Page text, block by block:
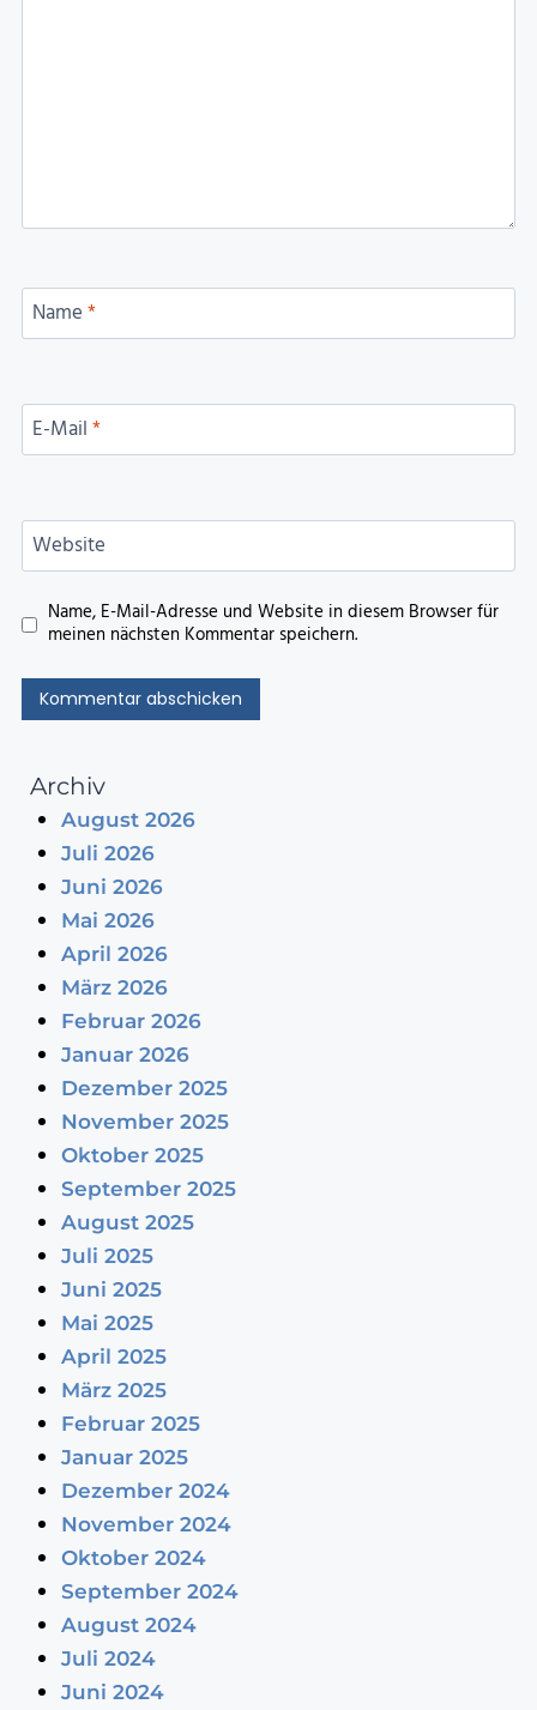
Name*
E-Mail*
Website
Name, E-Mail-Adresse und Website in diesem Browser für
meinen nächsten Kommentar speichern.
Archiv
August 2026
Juli 2026
Juni 2026
Mai 2026
April 2026
März 2026
Februar 2026
Januar 2026
Dezember 2025
November 2025
Oktober 2025
September 2025
August 2025
Juli 2025
Juni 2025
Mai 2025
April 2025
März 2025
Februar 2025
Januar 2025
Dezember 2024
November 2024
Oktober 2024
September 2024
August 2024
Juli 2024
Juni 2024